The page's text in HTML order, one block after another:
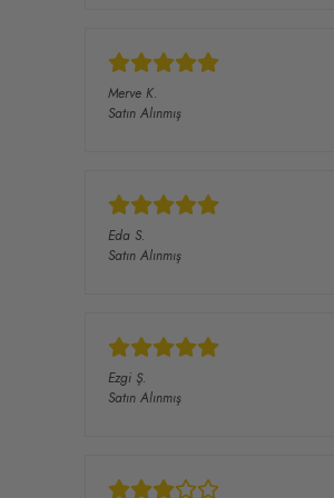
Merve K.
Satın Alınmış
Eda S.
Satın Alınmış
Ezgi Ş.
Satın Alınmış